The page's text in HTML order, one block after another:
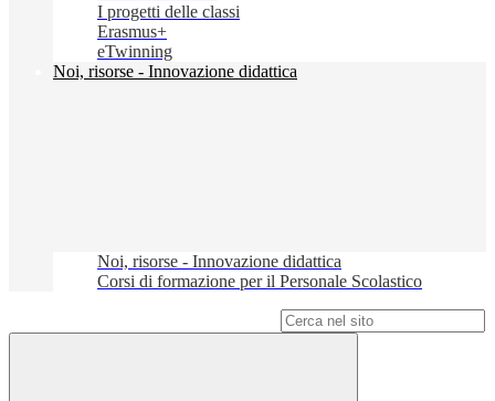
I progetti delle classi
Erasmus+
eTwinning
Noi, risorse - Innovazione didattica
Noi, risorse - Innovazione didattica
Corsi di formazione per il Personale Scolastico